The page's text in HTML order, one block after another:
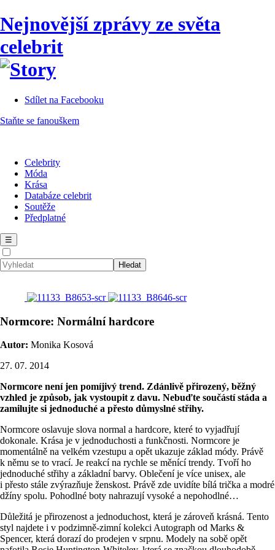
Nejnovější zprávy ze světa
celebrit
Sdílet na Facebooku
Staňte se fanouškem
Celebrity
Móda
Krása
Databáze celebrit
Soutěže
Předplatné
☰
Normcore: Normální hardcore
Autor: Monika Kosová
27. 07. 2014
Normcore není jen pomíjivý trend. Zdánlivě přirozený, běžný
vzhled je způsob, jak vystoupit z davu. Nebuďte součástí stáda a
zamilujte si jednoduché a přesto důmyslné střihy.
Normcore oslavuje slova normal a hardcore, které to vyjadřují
dokonale. Krása je v jednoduchosti a funkčnosti. Normcore je
momentálně na velkém vzestupu a opět ukazuje základ módy. Právě
k němu se to vrací. Je reakcí na rychle se měnící trendy. Tvoří ho
jednoduché střihy a základní barvy. Oblečení je více unisex, ale
i přesto stále zvýrazňuje ženskost. Právě zde uvidíte bílá trička a modré
džíny spolu. Pohodlné boty nahrazují vysoké a nepohodlné…
Důležitá je přirozenost a jednoduchost, která je zároveň krásná. Tento
styl najdete i v podzimně-zimní kolekci Autograph od Marks &
Spencer, která dorazí do prodejen v srpnu. Modely na sobě opět